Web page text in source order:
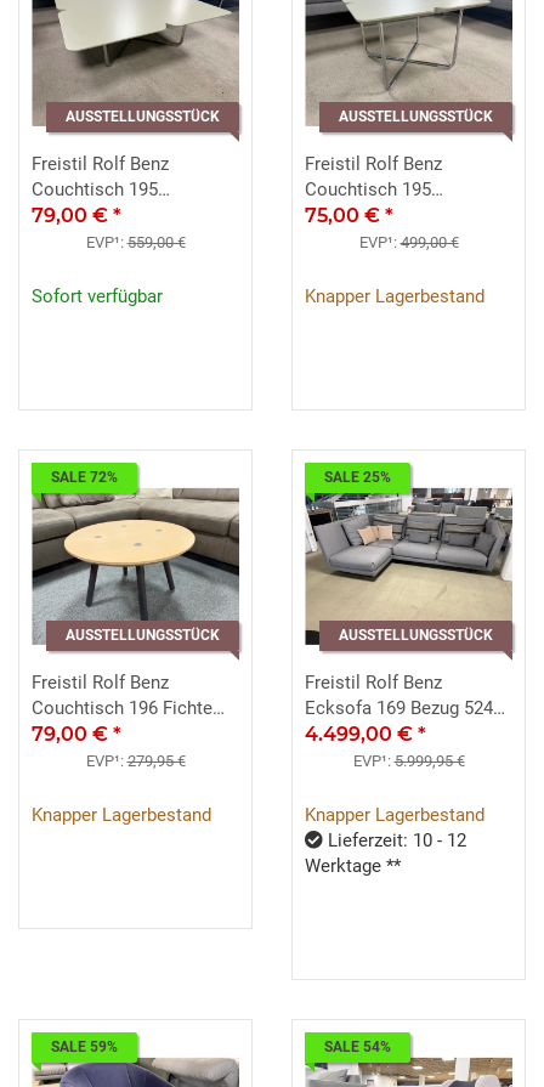
AUSSTELLUNGSSTÜCK
Freistil Rolf Benz
Couchtisch 195
warmgrau ca. 79x79
79,00 € *
EVP¹:559,00 €
Sofort verfügbar
AUSSTELLUNGSSTÜCK
Freistil Rolf Benz
Couchtisch 195
warmgrau Chrom 49x49
75,00 € *
EVP¹:499,00 €
Knapper Lagerbestand
AUSSTELLUNGSSTÜCK
SALE 72%
Freistil Rolf Benz
Couchtisch 196 Fichte
Dreibein graphitgrau ca.
60/40/60
79,00 € *
EVP¹:279,95 €
Knapper Lagerbestand
AUSSTELLUNGSSTÜCK
SALE 25%
Freistil Rolf Benz
Ecksofa 169 Bezug 5245
eisengrau Kufen schwarz
4.499,00 € *
EVP¹:5.999,95 €
Knapper Lagerbestand
Lieferzeit: 10 - 12
Werktage **
SALE 59% SALE 54%